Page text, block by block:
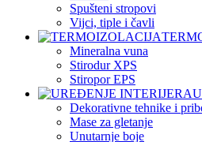
Spušteni stropovi
Vijci, tiple i čavli
Mineralna vuna
Stirodur XPS
Stiropor EPS
Dekorativne tehnike i
Mase za gletanje
Unutarnje boje